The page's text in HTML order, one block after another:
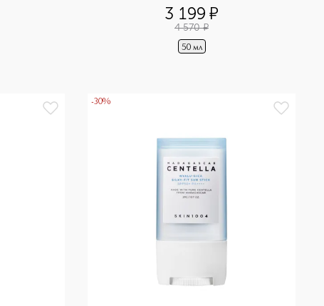
солнцезащитный легкий на основе
мадагаскарской центеллы
3 199 ¤
4 570 ¤
50 мл
-30%